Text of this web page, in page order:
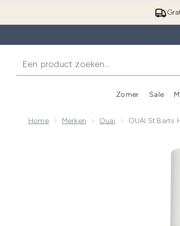
Zomer Sale
Home Merken Ouai OUAI St.Barts
Now showing image 1 OUAI St.Barts